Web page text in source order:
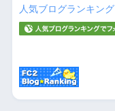
人気ブログランキング